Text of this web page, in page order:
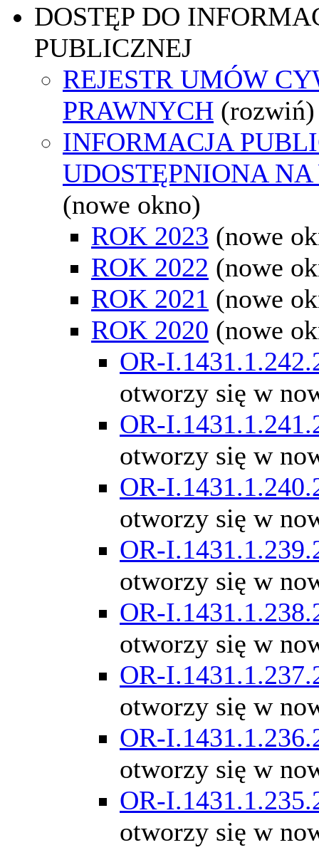
DOSTĘP DO
PUBLICZNEJ
REJESTR UMÓW
PRAWNYCH (rozwiń)
INFORMACJA
UDOSTĘPNIONA
(nowe okno)
ROK 2023 (nowe
ROK 2022 (nowe
ROK 2021 (nowe
ROK 2020 (nowe
OR-
otworzy się w
OR-
otworzy się w
OR-
otworzy się w
OR-
otworzy się w
OR-
otworzy się w
OR-
otworzy się w
OR-
otworzy się w
OR-
otworzy się w